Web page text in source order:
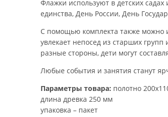
Флажки используют в детских
единства, День России, День
С помощью комплекта также можно
увлекает непосед из старших
разные стороны, дети могут
Любые события и занятия станут
Параметры товара: полотно
длина древка 250 мм
упаковка – пакет